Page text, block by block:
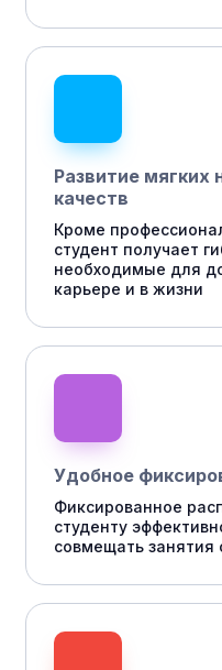
Развитие мягких
качеств
Кроме
студент получает
необходимые для
карьере и в жизни
Удобное
Фиксированное
студенту
совмещать занятия